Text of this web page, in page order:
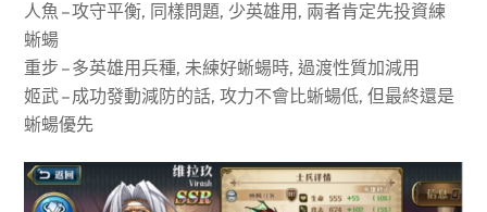
人魚 – 攻守平衡, 同樣問題, 少英雄用, 兩者肯定先投資練
蜥蝪
重步 – 多英雄用兵種, 未練好蜥蝪時, 過渡性質加減用
姬武 – 成功發動減防的話, 攻力不會比蜥蝪低, 但最終還是
蜥蝪優先